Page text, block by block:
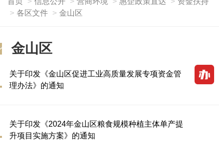
各区文件
金山区
金山区
关于印发《金山区促进工业高质量发展专项资金管
理办法》的通知
关于印发《2024年金山区粮食规模种植主体单产提
升项目实施方案》的通知